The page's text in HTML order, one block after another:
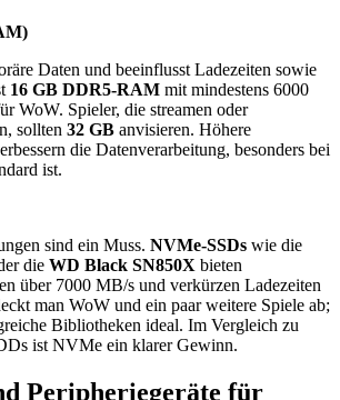
Daten und beeinflusst Ladezeiten sowie
16 GB DDR5-RAM mit mindestens 6000
WoW. Spieler, die streamen oder
sollten 32 GB anvisieren. Höhere
die Datenverarbeitung, besonders bei
ist.
sind ein Muss. NVMe-SSDs wie die
die WD Black SN850X bieten
über 7000 MB/s und verkürzen Ladezeiten
man WoW und ein paar weitere Spiele ab;
Bibliotheken ideal. Im Vergleich zu
ist NVMe ein klarer Gewinn.
Peripheriegeräte für